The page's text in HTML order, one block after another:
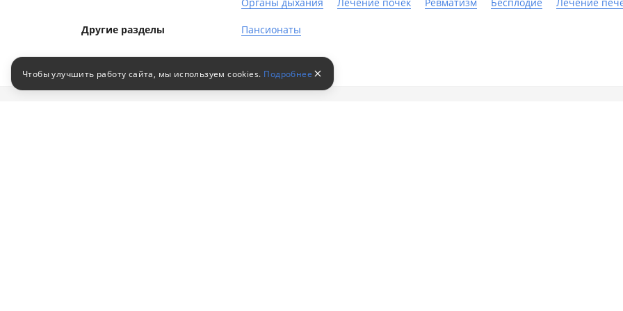
Другие разделы Пансионаты
Чтобы улучшить работу сайта, мы используем cookies. Подробнее